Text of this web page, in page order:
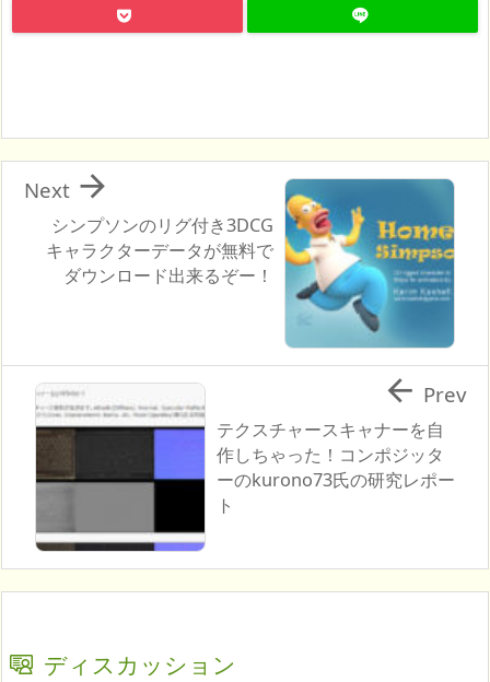
シンプソンのリグ付き3DCG
キャラクターデータが無料で
ダウンロード出来るぞー！

Next
テクスチャースキャナーを自
作しちゃった！コンポジッタ
ーのkurono73氏の研究レポー
ト
 Prev
ディスカッション